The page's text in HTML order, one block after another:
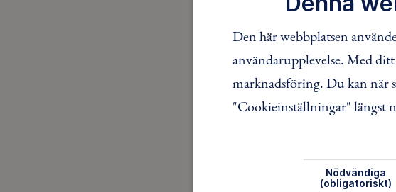
Viktigt med
Barn behöver röra sig
fysiskt aktiva minst tre
planerade aktiviteter
Leken stimulerar
utomhusmiljöer lockar
Den här webbplatsen
användarupplevelse. Med
marknadsföring. Du kan när
"Cookieinställningar" längst
Nödvändiga
(obligatoriskt)